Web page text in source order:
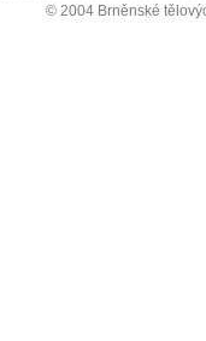
© 2004 Brněnské